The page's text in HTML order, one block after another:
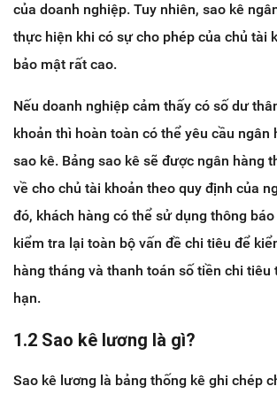
của doanh nghiệp. Tuy nhiên, sao kê
thực hiện khi có sự cho phép của chủ tài
bảo mật rất cao.
Nếu doanh nghiệp cảm thấy có số dư
khoản thì hoàn toàn có thể yêu cầu ngân
sao kê. Bảng sao kê sẽ được ngân hàng
về cho chủ tài khoản theo quy định của
đó, khách hàng có thể sử dụng thông
kiểm tra lại toàn bộ vấn đề chi tiêu để
hàng tháng và thanh toán số tiền chi tiêu
hạn.
1.2 Sao kê lương là gì?
Sao kê lương là bảng thống kê ghi chép